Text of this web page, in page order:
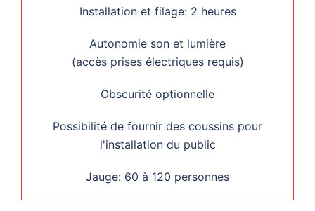
Installation et filage: 2 heures
Autonomie son et lumière
(accès prises électriques requis)
Obscurité optionnelle
Possibilité de fournir des coussins pour
l'installation du public
Jauge: 60 à 120 personnes